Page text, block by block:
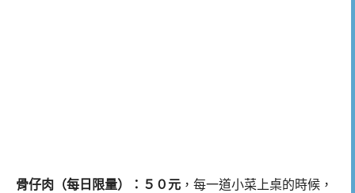
骨仔肉（每日限量）：５０元 ，每一道小菜上桌的時候，